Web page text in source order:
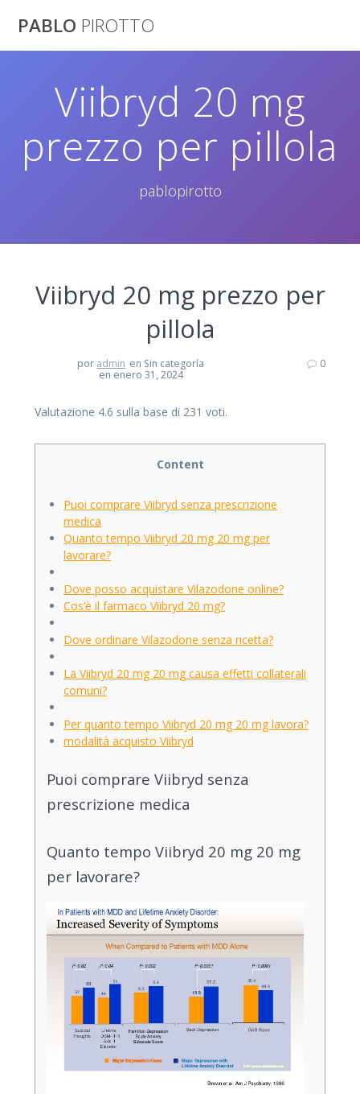
PABLO PIROTTO
Viibryd 20 mg
prezzo per pillola
pablopirotto
Viibryd 20 mg prezzo per
pillola
por admin en Sin categoría
en enero 31, 2024
0
Valutazione 4.6 sulla base di 231 voti.
Content
Puoi comprare Viibryd senza prescrizione
medica
Quanto tempo Viibryd 20 mg 20 mg per
lavorare?
Dove posso acquistare Vilazodone online?
Cos’è il farmaco Viibryd 20 mg?
Dove ordinare Vilazodone senza ricetta?
La Viibryd 20 mg 20 mg causa effetti collaterali
comuni?
Per quanto tempo Viibryd 20 mg 20 mg lavora?
modalità acquisto Viibryd
Puoi comprare Viibryd senza
prescrizione medica
Quanto tempo Viibryd 20 mg 20 mg
per lavorare?